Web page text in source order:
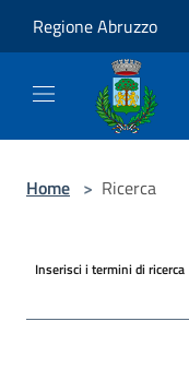
Regione Abruzzo
Home > Ricerca
Inserisci i termini di ricerca